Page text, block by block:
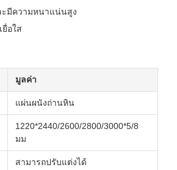
ะมีความหนาแน่นสูง
ยื่อใส
มูลค่า
แผ่นผนังถ่านหิน
1220*2440/2600/2800/3000*5/8
มม
สามารถปรับแต่งได้